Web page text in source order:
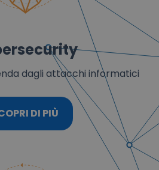
dagli attacchi informatici
DI PIÙ